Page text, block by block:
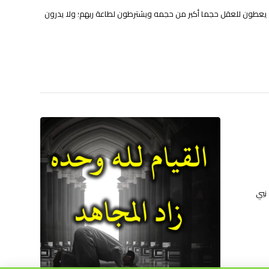
يعطون للعقل حجما أكبر من حجمه ويشترطون لطاعة ربهم؛ ولا يدرون